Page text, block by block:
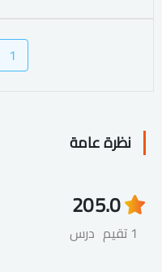
1
نظرة عامة
5.0
1 تقيم
20
درس